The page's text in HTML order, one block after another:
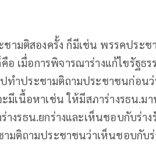
ามติสองครั้ง ก็มีเช่น พรรคประ
อ เมื่อการพิจารณาร่างแก้ไขรัฐธ
ทำประชามติถามประชาชนก่อน
มีเนื้อหาเช่น ให้มีสภาร่างรธน.มา
งรธน.ยกร่างและเห็นชอบกับร่า
ามติถามประชาชนว่าเห็นชอบกับ